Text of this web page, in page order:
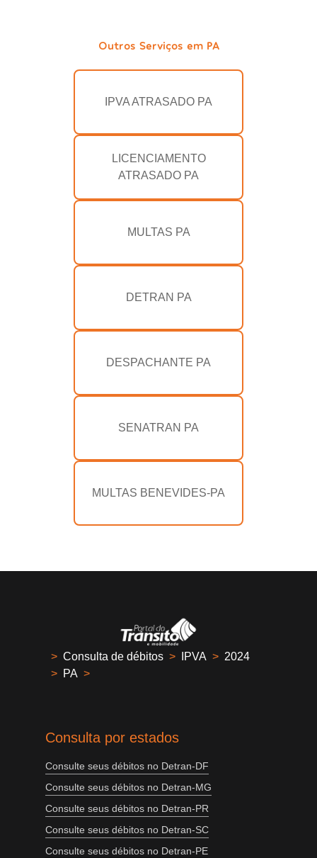
Outros Serviços em PA
IPVA ATRASADO PA
LICENCIAMENTO
ATRASADO PA
MULTAS PA
DETRAN PA
DESPACHANTE PA
SENATRAN PA
MULTAS BENEVIDES-PA
> Consulta de débitos > IPVA > 2024
> PA >
Consulta por estados
Consulte seus débitos no Detran-DF
Consulte seus débitos no Detran-MG
Consulte seus débitos no Detran-PR
Consulte seus débitos no Detran-SC
Consulte seus débitos no Detran-PE